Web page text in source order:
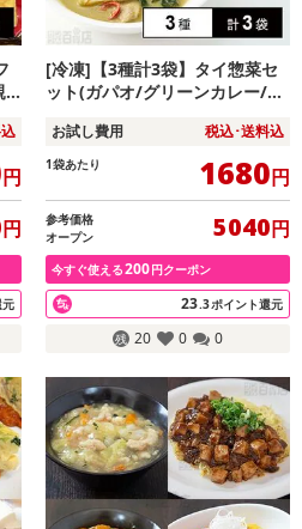
円
円
[冷凍]【3種計3袋】タイ惣菜セ
ット(ガパオ/グリーンカレー/パ
お試し費用 税込･送料込
1袋あたり 1680円
参考価格
オープン
5040円
今すぐ使える200円クーポン
23.3ポイント還元
20 0 0